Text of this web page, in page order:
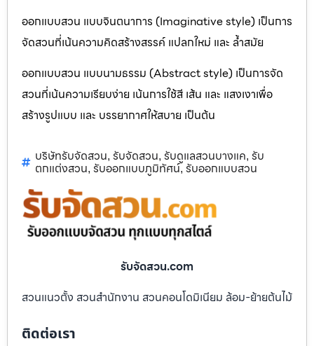
ออกแบบสวน แบบจินตนาการ (Imaginative style) เป็นการ
จัดสวนที่เน้นความคิดสร้างสรรค์ แปลกใหม่ และ ล้ำสมัย
ออกแบบสวน แบบนามธรรม (Abstract style) เป็นการจัด
สวนที่เน้นความเรียบง่าย เน้นการใช้สี เส้น และ แสงเงาเพื่อ
สร้างรูปแบบ และ บรรยากาศให้สบาย เป็นต้น
บริษัทรับจัดสวน, รับจัดสวน, รับดูแลสวนบางแค, รับ
ตกแต่งสวน, รับออกแบบภูมิทัศน์,รับออกแบบสวน
รับจัดสวน.com
สวนแนวตั้ง สวนสำนักงาน สวนคอนโดมิเนียม ล้อม-ย้ายต้นไม้
ติดต่อเรา